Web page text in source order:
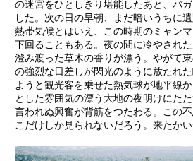
の迷宮をひとしきり堪能したあと、バ
した。次の日の早朝、まだ暗いうちに
熱帯気候とはいえ、この時期のミャン
下回ることもある。夜の間に冷やされ
澄み渡った草木の香りが漂う。やがて
の強烈な日差しが閃光のように放たれ
ようと観光客を乗せた熱気球が地平線
とした雰囲気の漂う大地の夜明けにた
言われぬ興奮が背筋をつたわる。この
こだけしか見られないだろう。来たかい